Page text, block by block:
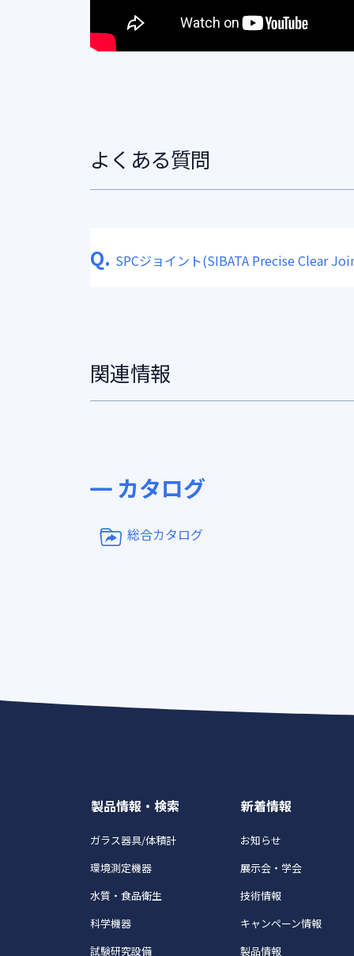
よくある質問
Q. SPCジョイント(SIBATA Precise Clear
関連情報
カタログ
総合カタログ
製品情報・検索
ガラス器具/体積計
環境測定機器
水質・食品衛生
科学機器
試験研究設備
新着情報
お知らせ
展示会・学会
技術情報
キャンペーン情報
製品情報